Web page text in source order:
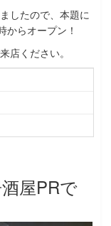
したので、本題に
からオープン！
店ください。
屋PRで